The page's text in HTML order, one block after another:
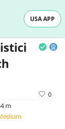
USA APP
0
m